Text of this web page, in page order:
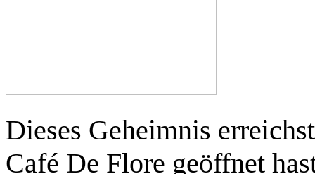
Dieses Geheimnis
Café De Flore geöffnet